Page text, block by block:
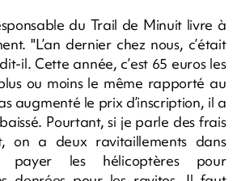
du Trail de Minuit livre à
"L’an dernier chez nous, c’était
il. Cette année, c’est 65 euros les
ou moins le même rapporté au
augmenté le prix d’inscription, il a
Pourtant, si je parle des frais
on a deux ravitaillements dans
les hélicoptères pour